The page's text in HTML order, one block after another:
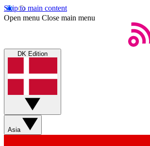
Skip to main content
Open menu Close main menu
DK Edition
Asia